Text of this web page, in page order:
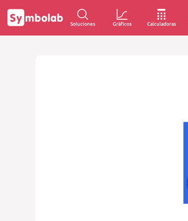
Soluciones Gráficos Calculadoras